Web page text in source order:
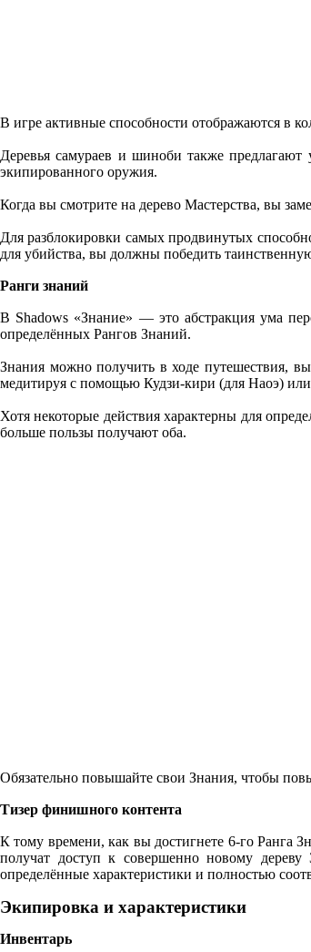
В игре активные способности отображаются в
Деревья самураев и шиноби также
экипированного оружия.
Когда вы смотрите на дерево Мастерства, вы
Для разблокировки самых продвинутых
для убийства, вы должны победить
Ранги знаний
В Shadows «Знание» — это абстракция ума
определённых Рангов Знаний.
Знания можно получить в ходе путешествия,
медитируя с помощью Кудзи-кири (для Наоэ)
Хотя некоторые действия характерны для
больше пользы получают оба.
Обязательно повышайте свои Знания, чтобы
Тизер финишного контента
К тому времени, как вы достигнете 6-го Ранга
получат доступ к совершенно новому
определённые характеристики и полностью
Экипировка и характеристики
Инвентарь